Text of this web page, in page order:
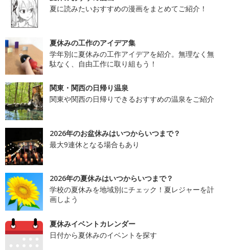
夏に読みたいおすすめの漫画をまとめてご紹介！
夏休みの工作のアイデア集
学年別に夏休みの工作アイデアを紹介。無理なく無
駄なく、自由工作に取り組もう！
関東・関西の日帰り温泉
関東や関西の日帰りできるおすすめの温泉をご紹介
2026年のお盆休みはいつからいつまで？
最大9連休となる場合もあり
2026年の夏休みはいつからいつまで？
学校の夏休みを地域別にチェック！夏レジャーを計
画しよう
夏休みイベントカレンダー
日付から夏休みのイベントを探す